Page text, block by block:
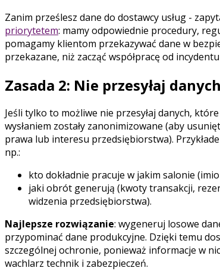
Zanim prześlesz dane do dostawcy usług -
priorytetem: mamy odpowiednie procedury,
pomagamy klientom przekazywać dane w
przekazane, niż zacząć współpracę od
Zasada 2: Nie przesyłaj
Jeśli tylko to możliwe nie przesyłaj danych,
wysłaniem zostały zanonimizowane (aby
prawa lub interesu przedsiębiorstwa).
np.:
kto dokładnie pracuje w jakim salonie
jaki obrót generują (kwoty transakcji,
widzenia przedsiębiorstwa).
Najlepsze rozwiązanie: wygeneruj losowe
przypominać dane produkcyjne. Dzięki temu
szczególnej ochronie, ponieważ informacje w
wachlarz technik i zabezpieczeń.